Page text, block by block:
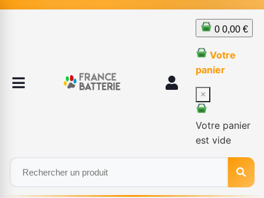
0 0,00 €
Votre
panier
×
Votre panier
est vide